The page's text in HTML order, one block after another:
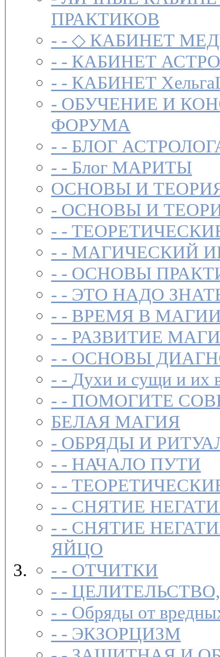
ПРАКТИКОВ
- - ◇ КАБИНЕТ
- - КАБИНЕТ
- - КАБИНЕТ ХельгаI
- ОБУЧЕНИЕ И
ФОРУМА
- - БЛОГ
- - Блог МАРИТЫ
ОСНОВЫ И
- ОСНОВЫ И
- -
- - МАГИЧЕСКИЙ
- - ОСНОВЫ
- - ЭТО НАДО
- - ВРЕМЯ В
- - РАЗВИТИЕ
- - ОСНОВЫ
- - Духи и сущи и их
- - ПОМОГИТЕ
БЕЛАЯ МАГИЯ
- ОБРЯДЫ И
- - НАЧАЛО ПУТИ
- -
- - СНЯТИЕ
- - СНЯТИЕ
ЯЙЦО
- - ОТЧИТКИ
- -
- - Обряды от
- - ЭКЗОРЦИЗМ